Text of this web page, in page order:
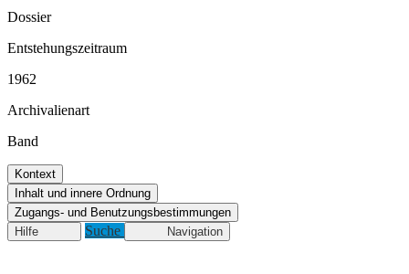
Dossier
Entstehungszeitraum
1962
Archivalienart
Band
Kontext
Inhalt und innere Ordnung
Zugangs- und Benutzungsbestimmungen
Hilfe
Suche Navigation